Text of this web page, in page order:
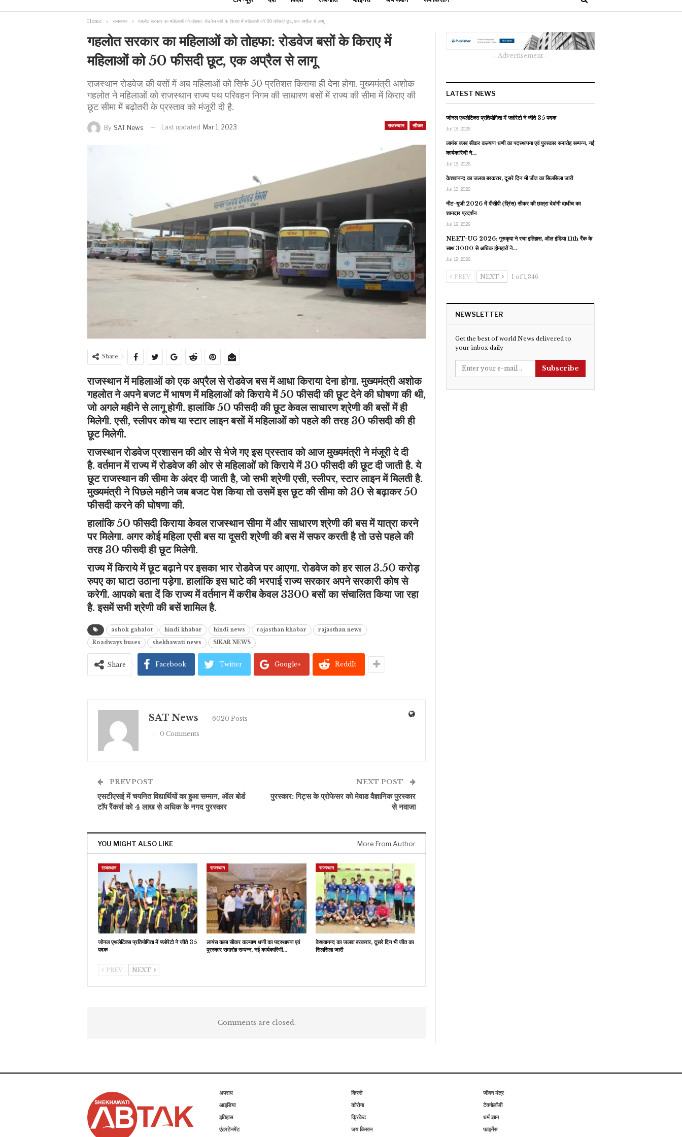
Home राजस्थान गहलोत सरकार का महिलाओं को तोहफा: रोडवेज बसों के किराए में महिलाओं को 50 फीसदी छूट, एक अप्रैल से लागू
गहलोत सरकार का महिलाओं को तोहफा: रोडवेज बसों के किराए में
महिलाओं को 50 फीसदी छूट, एक अप्रैल से लागू
राजस्थान रोडवेज की बसों में अब महिलाओं को सिर्फ 50 प्रतिशत किराया ही देना होगा. मुख्यमंत्री अशोक
गहलोत ने महिलाओं को राजस्थान राज्य पथ परिवहन निगम की साधारण बसों में राज्य की सीमा में किराए की
छूट सीमा में बढ़ोतरी के प्रस्ताव को मंजूरी दी है.
राजस्थान सीकर
By SAT News Last updated Mar 1, 2023
Share
राजस्थान में महिलाओं को एक अप्रैल से रोडवेज बस में आधा किराया देना होगा. मुख्यमंत्री अशोक
गहलोत ने अपने बजट में भाषण में महिलाओं को किराये में 50 फीसदी की छूट देने की घोषणा की थी,
जो अगले महीने से लागू होगी. हालांकि 50 फीसदी की छूट केवल साधारण श्रेणी की बसों में ही
मिलेगी. एसी, स्लीपर कोच या स्टार लाइन बसों में महिलाओं को पहले की तरह 30 फीसदी की ही
छूट मिलेगी.
राजस्थान रोडवेज प्रशासन की ओर से भेजे गए इस प्रस्ताव को आज मुख्यमंत्री ने मंजूरी दे दी
है. वर्तमान में राज्य में रोडवेज की ओर से महिलाओं को किराये में 30 फीसदी की छूट दी जाती है. ये
छूट राजस्थान की सीमा के अंदर दी जाती है, जो सभी श्रेणी एसी, स्लीपर, स्टार लाइन में मिलती है.
मुख्यमंत्री ने पिछले महीने जब बजट पेश किया तो उसमें इस छूट की सीमा को 30 से बढ़ाकर 50
फीसदी करने की घोषणा की.
हालांकि 50 फीसदी किराया केवल राजस्थान सीमा में और साधारण श्रेणी की बस में यात्रा करने
पर मिलेगा. अगर कोई महिला एसी बस या दूसरी श्रेणी की बस में सफर करती है तो उसे पहले की
तरह 30 फीसदी ही छूट मिलेगी.
राज्य में किराये में छूट बढ़ाने पर इसका भार रोडवेज पर आएगा. रोडवेज को हर साल 3.50 करोड़
रुपए का घाटा उठाना पड़ेगा. हालांकि इस घाटे की भरपाई राज्य सरकार अपने सरकारी कोष से
करेगी. आपको बता दें कि राज्य में वर्तमान में करीब केवल 3300 बसों का संचालित किया जा रहा
है. इसमें सभी श्रेणी की बसें शामिल है.
ashok gahalot hindi khabar hindi news rajasthan khabar
rajasthan news
Roadways buses
shekhawati news SIKAR NEWS
Share Facebook Twitter Google+ ReddIt
SAT News
6020 Posts
0 Comments
PREV POST
एसटीएसई में चयनित विद्यार्थियों का हुआ सम्मान, ऑल बोर्ड
टाॅप रैंकर्स को 4 लाख से अधिक के नगद पुरस्कार
NEXT POST
पुरस्कार: गिट्स के प्रोफेसर को मेवाड वैज्ञानिक पुरस्कार
से नवाजा
YOU MIGHT ALSO LIKE More From Author
राजस्थान
जोनल एथलेटिक्स प्रतियोगिता में फ्लोरेटो ने जीते 35
पदक
राजस्थान
लायंस क्लब सीकर कल्याण धणी का पदस्थापना एवं
पुरस्कार समारोह सम्पन्न, नई कार्यकारिणी…
राजस्थान
केशवानन्द का जलवा बरकरार, दूसरे दिन भी जीत का
सिलसिला जारी
PREV NEXT
Comments are closed.
- Advertisement -
LATEST NEWS
जोनल एथलेटिक्स प्रतियोगिता में फ्लोरेटो ने जीते 35 पदक
Jul 19, 2026
लायंस क्लब सीकर कल्याण धणी का पदस्थापना एवं पुरस्कार समारोह सम्पन्न, नई
कार्यकारिणी ने…
Jul 19, 2026
केशवानन्द का जलवा बरकरार, दूसरे दिन भी जीत का सिलसिला जारी
Jul 19, 2026
नीट-यूजी 2026 में पीसीपी (प्रिंस) सीकर की छात्रा देवांगी दाधीच का
शानदार प्रदर्शन
Jul 18, 2026
NEET-UG 2026: गुरुकृपा ने रचा इतिहास, ऑल इंडिया 11th रैंक के
साथ 3000 से अधिक होनहारों ने…
Jul 18, 2026
PREV NEXT 1 of 1,346
NEWSLETTER
Get the best of world News delivered to
your inbox daily
Subscribe
अपराध
आइडिया
इतिहास
एंटरटेनमेंट
किस्से
कोरोना
क्रिकेट
जय किसान
जीवन मंत्र
टेक्नोलॉजी
धर्म ज्ञान
फाइनेंस